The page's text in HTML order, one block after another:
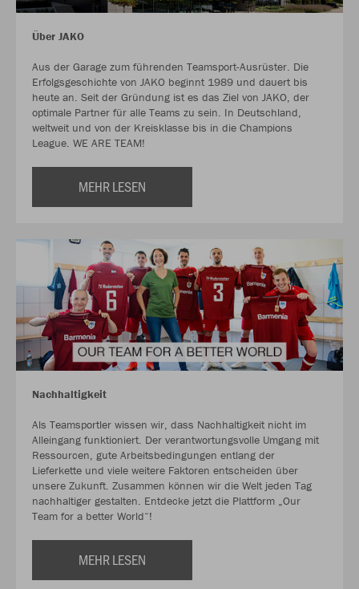
Über JAKO
Aus der Garage zum führenden Teamsport-Ausrüster. Die
Erfolgsgeschichte von JAKO beginnt 1989 und dauert bis
heute an. Seit der Gründung ist es das Ziel von JAKO, der
optimale Partner für alle Teams zu sein. In Deutschland,
weltweit und von der Kreisklasse bis in die Champions
League. WE ARE TEAM!
MEHR LESEN
Nachhaltigkeit
Als Teamsportler wissen wir, dass Nachhaltigkeit nicht im
Alleingang funktioniert. Der verantwortungsvolle Umgang mit
Ressourcen, gute Arbeitsbedingungen entlang der
Lieferkette und viele weitere Faktoren entscheiden über
unsere Zukunft. Zusammen können wir die Welt jeden Tag
nachhaltiger gestalten. Entdecke jetzt die Plattform „Our
Team for a better World“!
MEHR LESEN